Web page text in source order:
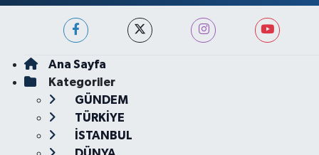
Ana Sayfa
Kategoriler
GÜNDEM
TÜRKİYE
İSTANBUL